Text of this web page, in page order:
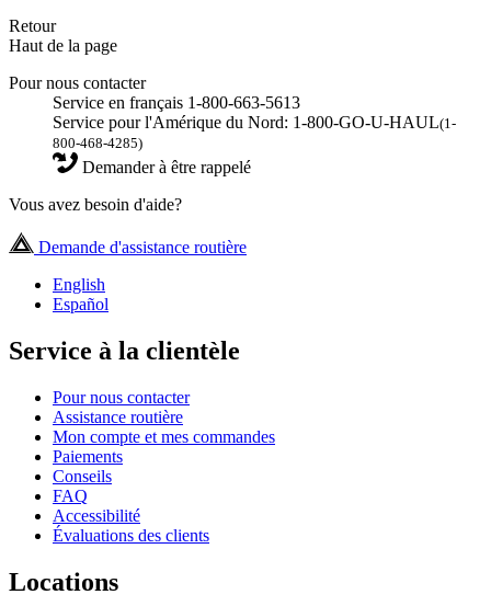
Retour
Haut de la page
Pour nous contacter
Service en français 1-800-663-5613
Service pour l'Amérique du Nord: 1-800-GO-U-HAUL(1-
800-468-4285)
Demander à être rappelé
Vous avez besoin d'aide?
Demande d'assistance routière
English
Español
Service à la clientèle
Pour nous contacter
Assistance routière
Mon compte et mes commandes
Paiements
Conseils
FAQ
Accessibilité
Évaluations des clients
Locations